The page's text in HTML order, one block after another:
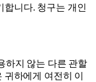
합니다. 청구는 개인
하지 않는 다른 관할
하에게 여전히 이